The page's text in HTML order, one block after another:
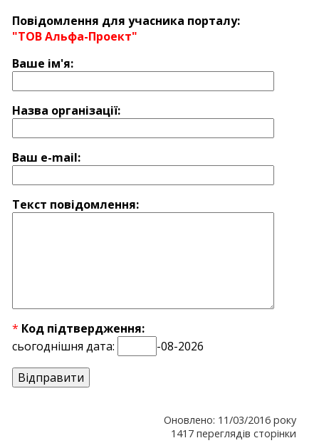
Повідомлення для учасника порталу:
"ТОВ Альфа-Проект"
Ваше ім'я:
Назва оргaнізації:
Ваш e-mail:
Текст повідомлення:
* Код підтвердження:
сьогоднішня дата:
-08-2026
Оновлено: 11/03/2016 року
1417 переглядів сторінки